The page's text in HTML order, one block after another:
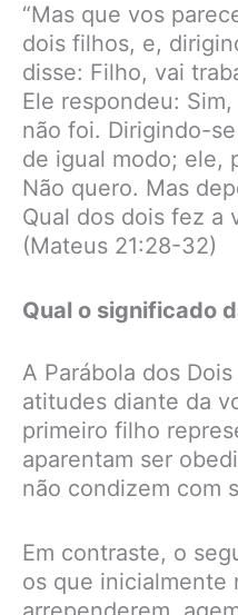
“Mas que vos
dois filhos, e,
disse: Filho, vai
Ele respondeu:
não foi. Dirigindo-
de igual modo; ele,
Não quero. Mas
Qual dos dois fez a
(Mateus 21:28-32)
Qual o significado
A Parábola dos
atitudes diante da
primeiro filho
aparentam ser
não condizem com
Em contraste, o
os que inicialmente